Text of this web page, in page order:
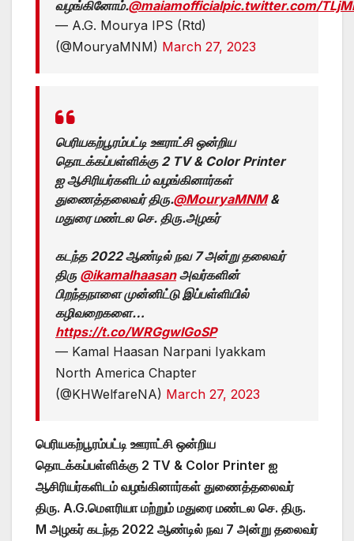
வழங்கினோம்.@maiamofficialpic.twitter.com/
— A.G. Mourya IPS (Rtd)
(@MouryaMNM) March 27, 2023
பெரியகற்பூரம்பட்டி ஊராட்சி ஒன்றிய
தொடக்கப்பள்ளிக்கு 2 TV & Color Printer
ஐ ஆசிரியர்களிடம் வழங்கினார்கள்
துணைத்தலைவர் திரு.@MouryaMNM&
மதுரை மண்டல செ. திரு.அழகர்
கடந்த 2022 ஆண்டில் நவ 7 அன்று தலைவர்
திரு @ikamalhaasanஅவர்களின்
பிறந்தநாளை முன்னிட்டு இப்பள்ளியில்
கழிவறைகளை…
https://t.co/WRGgwlGoSP
— Kamal Haasan Narpani Iyakkam
North America Chapter
(@KHWelfareNA) March 27, 2023
பெரியகற்பூரம்பட்டி ஊராட்சி ஒன்றிய
தொடக்கப்பள்ளிக்கு 2 TV & Color Printer ஐ
ஆசிரியர்களிடம் வழங்கினார்கள் துணைத்தலைவர்
திரு. A.G.மௌரியா மற்றும் மதுரை மண்டல செ. திரு.
M அழகர் கடந்த 2022 ஆண்டில் நவ 7 அன்று தலைவர்